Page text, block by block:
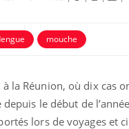
mouche
à la Réunion, où dix cas
depuis le début de
lors de voyages et